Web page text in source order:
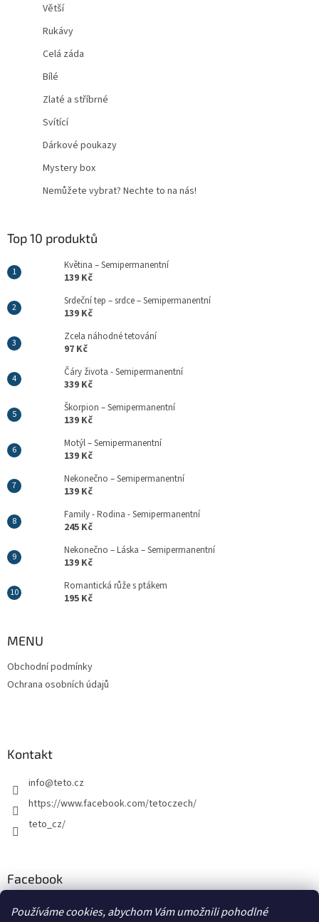
Používáme cookies, abychom Vám umožnili pohodlné
Větší
Rukávy
Celá záda
Bílé
Zlaté a stříbrné
Svítící
Dárkové poukazy
Mystery box
Nemůžete vybrat? Nechte to na nás!
Top 10 produktů
Květina – Semipermanentní
139 Kč
Srdeční tep – srdce – Semipermanentní
139 Kč
Zcela náhodné tetování
97 Kč
Čáry života - Semipermanentní
339 Kč
Škorpion – Semipermanentní
139 Kč
Motýl – Semipermanentní
139 Kč
Nekonečno – Semipermanentní
139 Kč
Family - Rodina - Semipermanentní
245 Kč
Nekonečno – Láska – Semipermanentní
139 Kč
Romantická růže s ptákem
195 Kč
MENU
Obchodní podmínky
Ochrana osobních údajů
Kontakt
info@teto.cz
https://www.facebook.com/tetoczech/
teto_cz/
Facebook